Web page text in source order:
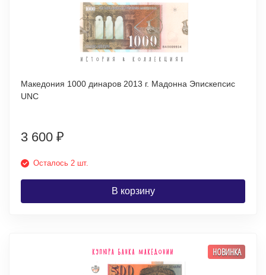
Македония 1000 динаров 2013 г. Мадонна Эпискепсис
UNC
3 600 ₽
Осталось 2 шт.
В корзину
НОВИНКА